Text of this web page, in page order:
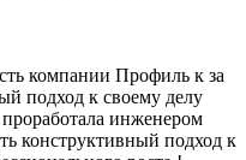
компании Профиль к за
подход к своему делу
инженером
конструктивный подход к